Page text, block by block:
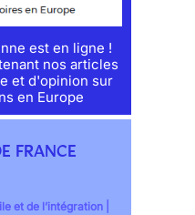
est en ligne !
nos articles
et d'opinion sur
en Europe
FRANCE
et de l’intégration |